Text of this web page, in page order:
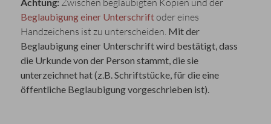
Zwischen beglaubigten Kopien und der
Beglaubigung einer Unterschriftoder eines
Handzeichens ist zu unterscheiden. Mit der
Beglaubigung einer Unterschrift wird bestätigt, dass
die Urkunde von der Person stammt, die sie
unterzeichnet hat (z.B. Schriftstücke, für die eine
öffentliche Beglaubigung vorgeschrieben ist).